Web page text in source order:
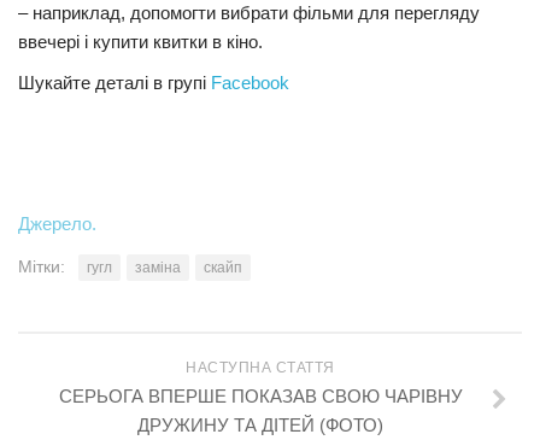
– наприклад, допомогти вибрати фільми для перегляду
ввечері і купити квитки в кіно.
Шукайте деталі в групі Facebook
Джерело.
Мітки: гугл заміна скайп
НАСТУПНА СТАТТЯ
СЕРЬОГА ВПЕРШЕ ПОКАЗАВ СВОЮ ЧАРІВНУ
ДРУЖИНУ ТА ДІТЕЙ (ФОТО)